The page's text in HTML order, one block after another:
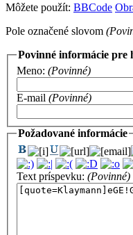
Môžete použít: BBCode
Pole označené slovom
Povinné informácie pre
Meno: (Povinné)
E-mail (Povinné)
Požadované informácie
Text príspevku: (Povinné)